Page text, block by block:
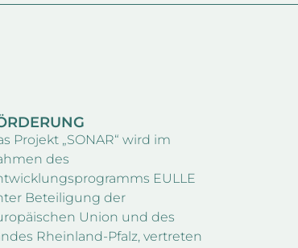
Projekt „SONAR“ wird im
des
EULLE
Beteiligung der
Union und des
Rheinland-Pfalz, vertreten